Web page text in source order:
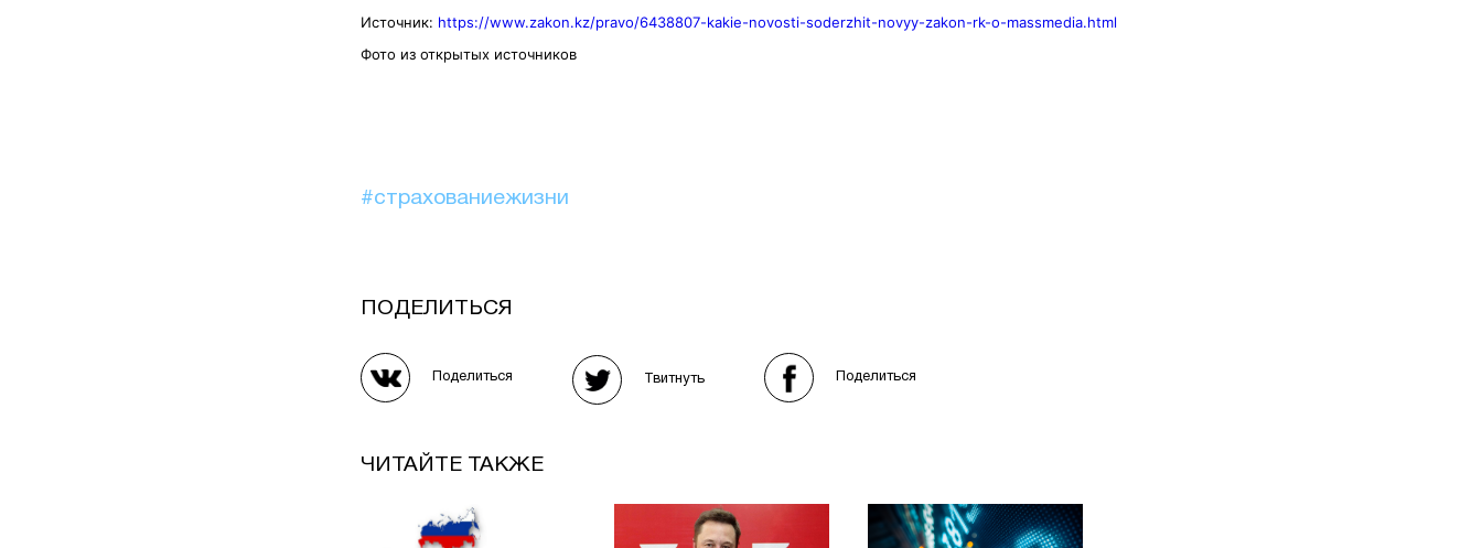
Источник: https://www.zakon.kz/pravo/6438807-kakie-novosti-soderzhit-novyy-zakon-rk-o-massmedia.html
Фото из открытых источников
#страхованиежизни
ПОДЕЛИТЬСЯ
Поделиться Твитнуть Поделиться
ЧИТАЙТЕ ТАКЖЕ